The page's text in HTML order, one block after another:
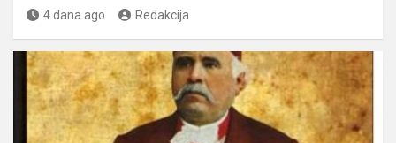
4 dana ago Redakcija